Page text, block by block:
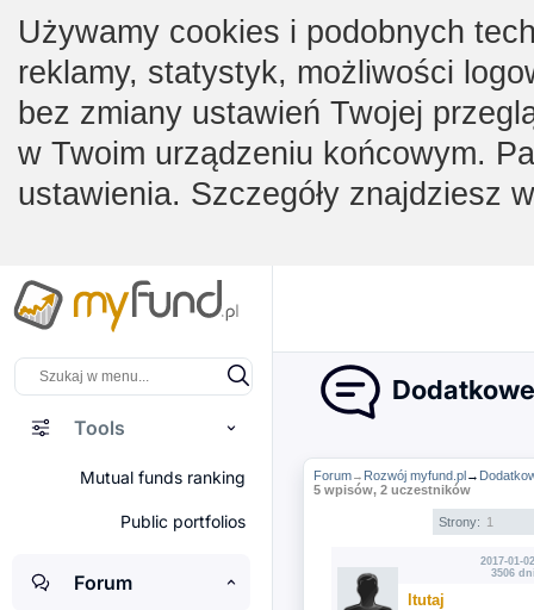
Używamy cookies i podobnych
reklamy, statystyk, możliwości
bez zmiany ustawień Twojej
w Twoim urządzeniu końcowym.
ustawienia. Szczegóły znajdziesz
Tools
Mutual funds ranking
Public portfolios
Forum
Forum→ Rozwój myfund.pl→
5 wpisów, 2 uczestników
Strony: 1
2017-01-
3506
ltutaj